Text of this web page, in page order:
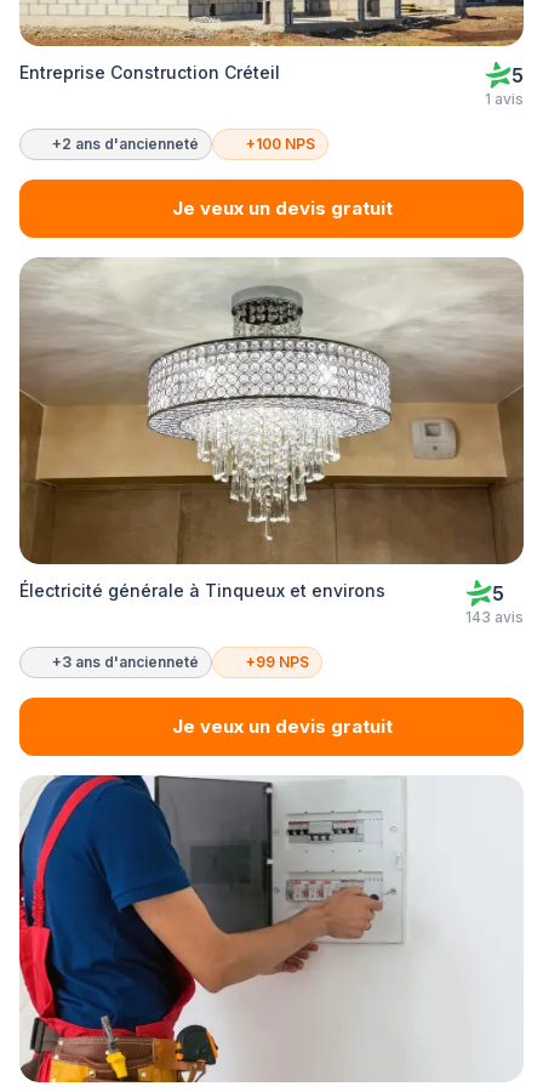
Entreprise Construction Créteil 5
1 avis
+2 ans d'ancienneté +100 NPS
Je veux un devis gratuit
Électricité générale à Tinqueux et environs 5
143 avis
+3 ans d'ancienneté +99 NPS
Je veux un devis gratuit